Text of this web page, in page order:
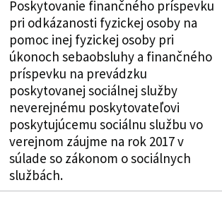
Poskytovanie finančného príspevku
pri odkázanosti fyzickej osoby na
pomoc inej fyzickej osoby pri
úkonoch sebaobsluhy a finančného
príspevku na prevádzku
poskytovanej sociálnej služby
neverejnému poskytovateľovi
poskytujúcemu sociálnu službu vo
verejnom záujme na rok 2017 v
súlade so zákonom o sociálnych
službách.